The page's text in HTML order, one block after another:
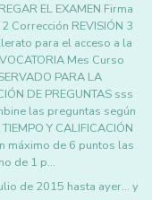
EL EXAMEN Firma
Corrección REVISIÓN 3
para el acceso a la
Mes Curso
PARA LA
DE PREGUNTAS sss
las preguntas según
Y CALIFICACIÓN
máximo de 6 puntos las
de 1 p…
de 2015 hasta ayer... y